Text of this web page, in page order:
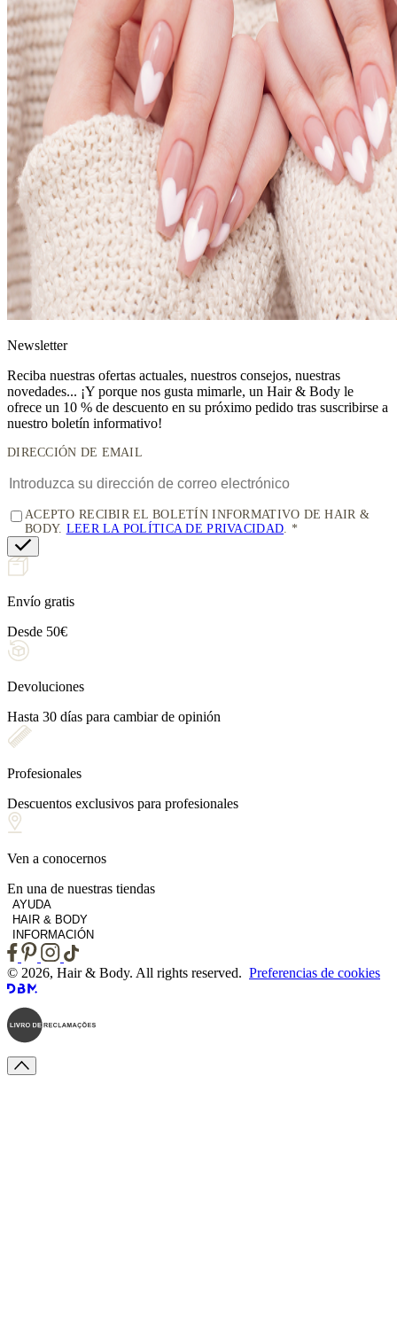
Newsletter
Reciba nuestras ofertas actuales, nuestros consejos, nuestras
novedades... ¡Y porque nos gusta mimarle, un Hair & Body le
ofrece un 10 % de descuento en su próximo pedido tras suscribirse a
nuestro boletín informativo!
DIRECCIÓN DE EMAIL
ACEPTO RECIBIR EL BOLETÍN INFORMATIVO DE HAIR &
BODY. LEER LA POLÍTICA DE PRIVACIDAD
Envío gratis
Desde 50€
Devoluciones
Hasta 30 días para cambiar de opinión
Profesionales
Descuentos exclusivos para profesionales
Ven a conocernos
En una de nuestras tiendas
AYUDA
HAIR & BODY
INFORMACIÓN
© 2026, Hair & Body. All rights reserved. Preferencias de cookies